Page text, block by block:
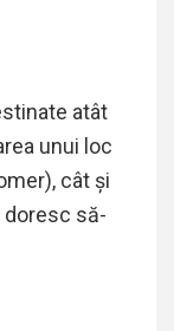
atât
unui loc
cât și
doresc să-